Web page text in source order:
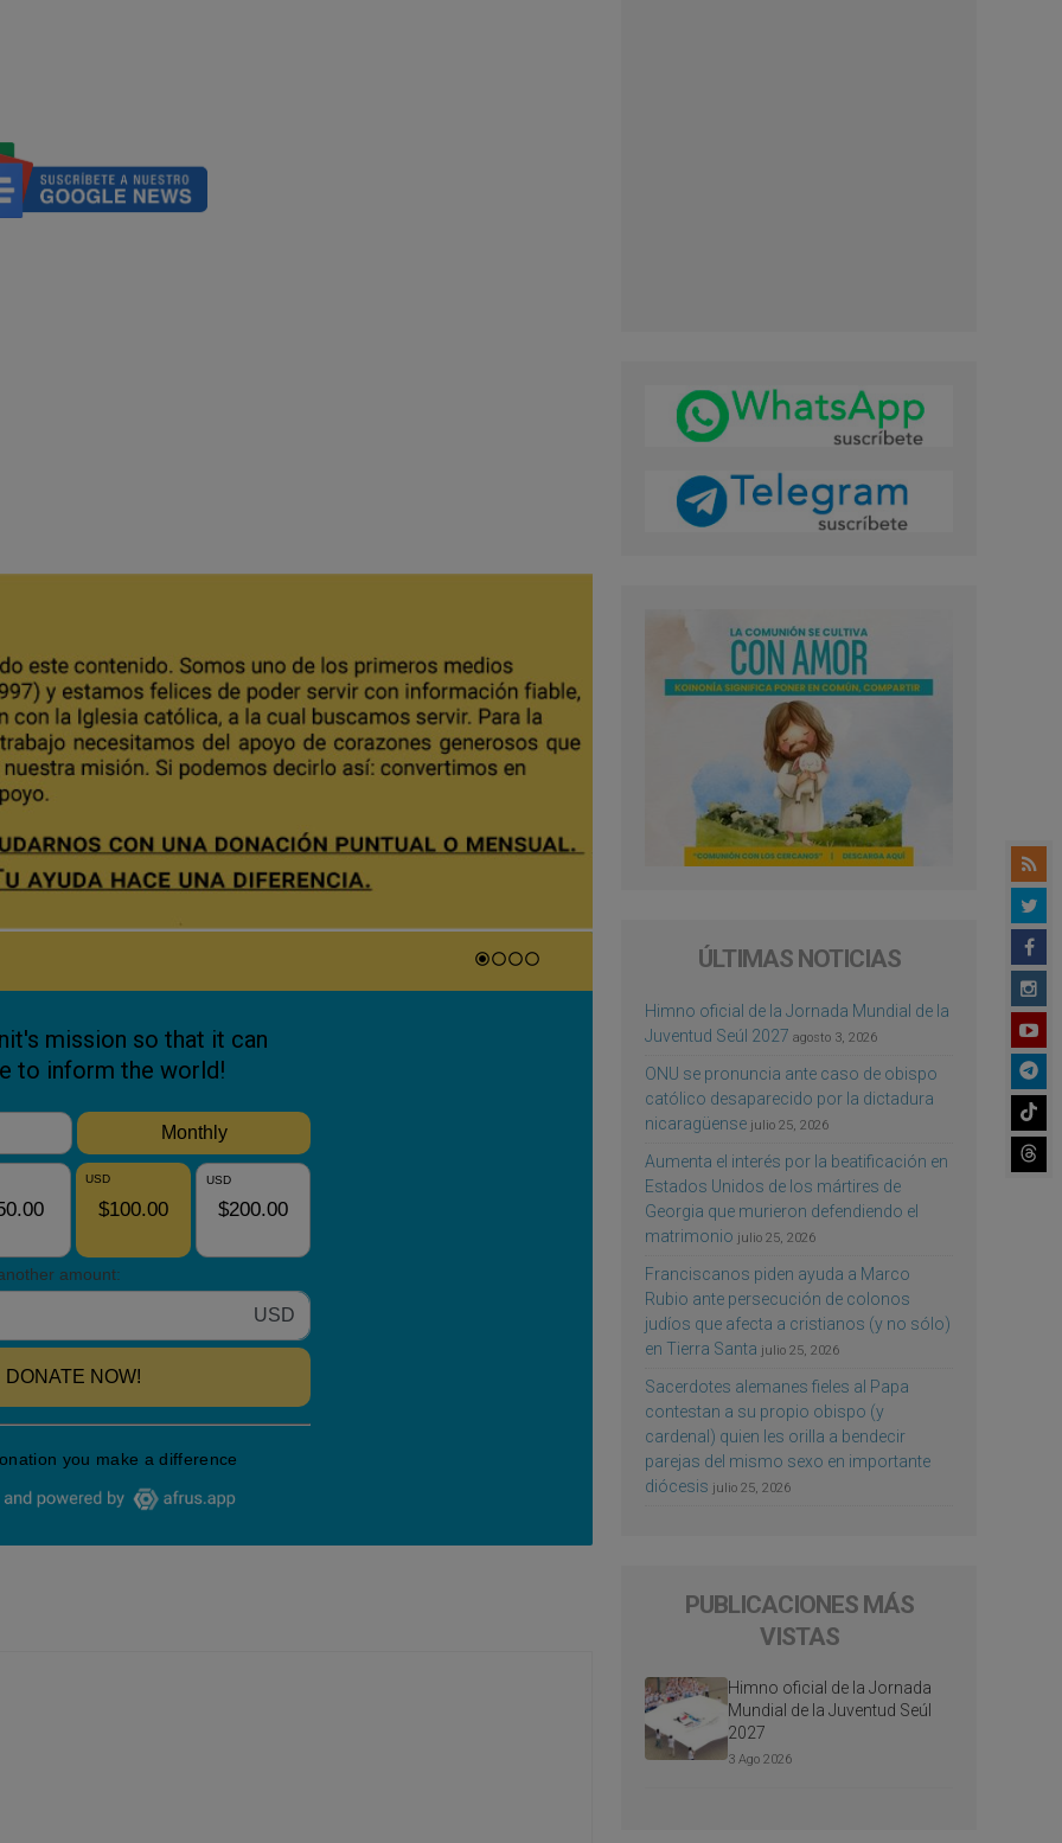
ÚLTIMAS NOTICIAS
Himno oficial de la Jornada Mundial de la
Juventud Seúl 2027 agosto 3, 2026
ONU se pronuncia ante caso de obispo
católico desaparecido por la dictadura
nicaragüense julio 25, 2026
Aumenta el interés por la beatificación en
Estados Unidos de los mártires de
Georgia que murieron defendiendo el
matrimonio julio 25, 2026
Franciscanos piden ayuda a Marco
Rubio ante persecución de colonos
judíos que afecta a cristianos (y no sólo)
en Tierra Santa julio 25, 2026
Sacerdotes alemanes fieles al Papa
contestan a su propio obispo (y
cardenal) quien les orilla a bendecir
parejas del mismo sexo en importante
diócesis julio 25, 2026
PUBLICACIONES MÁS
VISTAS
Himno oficial de la Jornada
Mundial de la Juventud Seúl
2027
3 Ago 2026